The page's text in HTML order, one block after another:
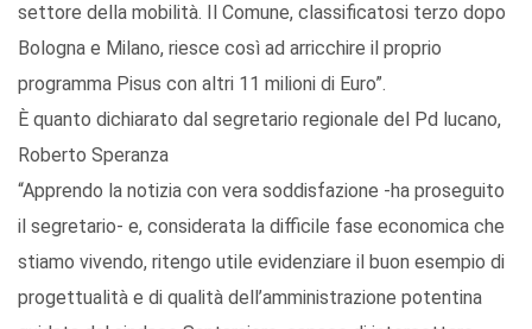
settore della mobilità. Il Comune, classificatosi terzo dopo
Bologna e Milano, riesce così ad arricchire il proprio
programma Pisus con altri 11 milioni di Euro”.
È quanto dichiarato dal segretario regionale del Pd lucano,
Roberto Speranza
“Apprendo la notizia con vera soddisfazione -ha proseguito
il segretario- e, considerata la difficile fase economica che
stiamo vivendo, ritengo utile evidenziare il buon esempio di
progettualità e di qualità dell’amministrazione potentina